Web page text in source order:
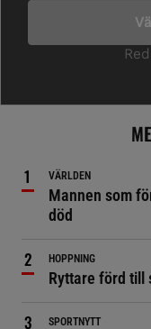
VÄRLDEN
Mannen som
död
HOPPNING
Ryttare förd till
SPORTNYTT